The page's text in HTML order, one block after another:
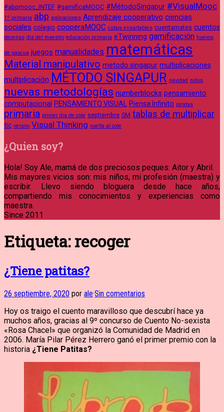
#abpmooc_INTEF #gamificaMOOC #MétodoSingapur #VisualMooc
1º primaria abp aplicaciones Aprendizaje cooperativo ciencias
sociales colegio cooperaMOOC cubos ensartables cuentamates cuentos
decenas dia del maestro educación primaria eTwinning gamificación huevos
de pascua juegos manualidades matemáticas
Material manipulativo metodo singapur multiplicaciones
multiplicación MÉTODO SINGAPUR navidad niños
nuevas metodologías numberblocks pensamiento
computacional
PENSAMIENTO VISUAL Piensa Infinito piratas
primaria primer dia de cole septiembre SM tablas de multiplicar
tic verano Visual Thinking vuelta al cole
¿Quien soy?
Hola! Soy Ale, mamá de dos preciosos peques: Aitor y Abril.
Mis mayores vicios son: mis niños, mi profesión (maestra) y
escribir. Llevo siendo bloguera desde hace años,
compartiendo mis conocimientos y experiencias como
maestra.
Since 2011
Etiqueta:recoger
¿Tiene patitas?
26 septiembre, 2020 por ale·Sin comentarios
Hoy os traigo el cuento maravilloso que descubrí hace ya
muchos años, gracias al 9º concurso de Cuento No-sexista
«Rosa Chacel» que organizó la Comunidad de Madrid en
2006. María Pilar Pérez Herrero ganó el primer premio con la
historia ¿Tiene Patitas?